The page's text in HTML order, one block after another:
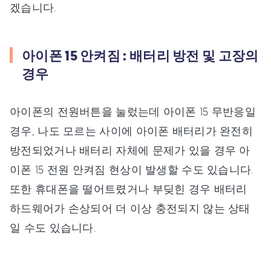
겠습니다.
아이폰 15 안켜짐 : 배터리 방전 및 고장의
경우
아이폰의 전원버튼을 눌렀는데 아이폰 15 무반응일
경우, 나도 모르는 사이에 아이폰 배터리가 완전히
방전되었거나 배터리 자체에 문제가 있을 경우 아
이폰 15 전원 안켜짐 현상이 발생할 수도 있습니다.
또한 휴대폰을 떨어트렸거나 부딪힌 경우 배터리
하드웨어가 손상되어 더 이상 충전되지 않는 상태
일 수도 있습니다.